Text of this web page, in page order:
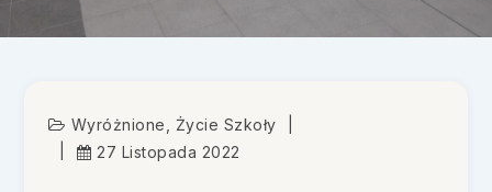
Wyróżnione
Życie Szkoły
27 Listopada 2022